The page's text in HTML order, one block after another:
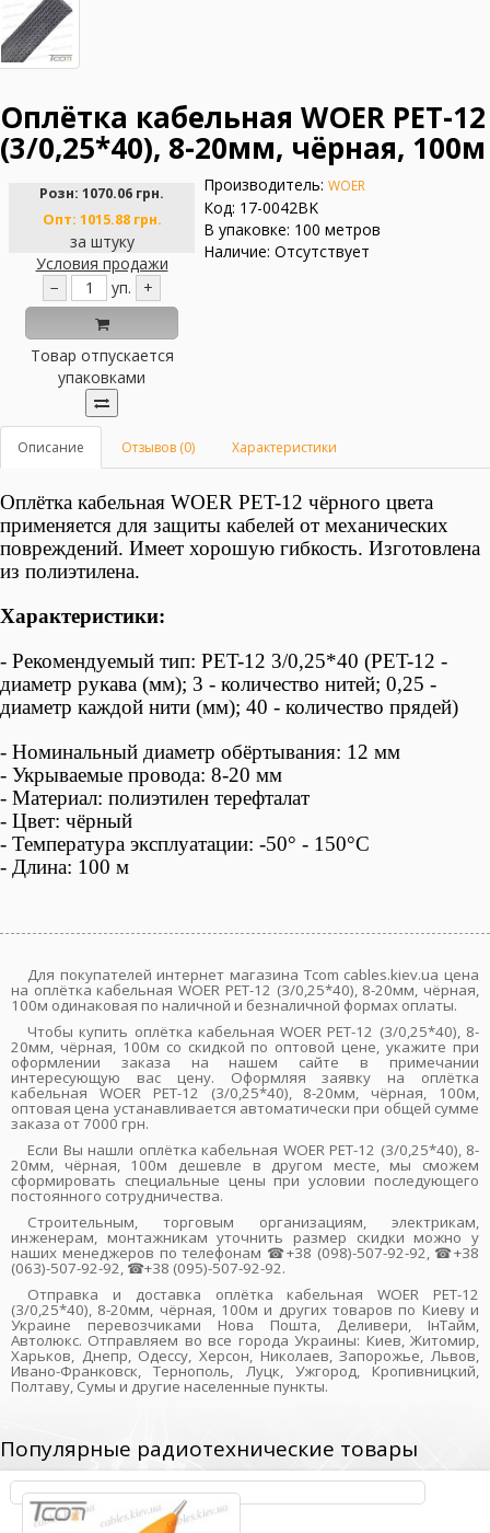
Оплётка кабельная WOER PET-12
(3/0,25*40), 8-20мм, чёрная, 100м
Розн: 1070.06 грн.
Опт: 1015.88 грн.
за штуку
Условия продажи
−
уп. +
Товар отпускается
упаковками
Производитель: WOER
Код: 17-0042BK
В упаковке: 100 метров
Наличие: Отсутствует
Описание Отзывов (0) Характеристики
Оплётка кабельная WOER PET-12 чёрного цвета
применяется для защиты кабелей от механических
повреждений. Имеет хорошую гибкость. Изготовлена
из полиэтилена.
Характеристики:
- Рекомендуемый тип: PET-12 3/0,25*40 (PET-12 -
диаметр рукава (мм); 3 - количество нитей; 0,25 -
диаметр каждой нити (мм); 40 - количество прядей)
- Номинальный диаметр обёртывания: 12 мм
- Укрываемые провода: 8-20 мм
- Материал: полиэтилен терефталат
- Цвет: чёрный
- Температура эксплуатации: -50° - 150°С
- Длина: 100 м
Для покупателей интернет магазина Tcom cables.kiev.ua цена
на оплётка кабельная WOER PET-12 (3/0,25*40), 8-20мм, чёрная,
100м одинаковая по наличной и безналичной формах оплаты.
Чтобы купить оплётка кабельная WOER PET-12 (3/0,25*40), 8-
20мм, чёрная, 100м со скидкой по оптовой цене, укажите при
оформлении заказа на нашем сайте в примечании
интересующую вас цену. Оформляя заявку на оплётка
кабельная WOER PET-12 (3/0,25*40), 8-20мм, чёрная, 100м,
оптовая цена устанавливается автоматически при общей сумме
заказа от 7000 грн.
Если Вы нашли оплётка кабельная WOER PET-12 (3/0,25*40), 8-
20мм, чёрная, 100м дешевле в другом месте, мы сможем
сформировать специальные цены при условии последующего
постоянного сотрудничества.
Строительным, торговым организациям, электрикам,
инженерам, монтажникам уточнить размер скидки можно у
наших менеджеров по телефонам ☎+38 (098)-507-92-92, ☎+38
(063)-507-92-92, ☎+38 (095)-507-92-92.
Отправка и доставка оплётка кабельная WOER PET-12
(3/0,25*40), 8-20мм, чёрная, 100м и других товаров по Киеву и
Украине перевозчиками Нова Пошта, Деливери, ІнТайм,
Автолюкс. Отправляем во все города Украины: Киев, Житомир,
Харьков, Днепр, Одессу, Херсон, Николаев, Запорожье, Львов,
Ивано-Франковск, Тернополь, Луцк, Ужгород, Кропивницкий,
Полтаву, Сумы и другие населенные пункты.
Популярные радиотехнические товары